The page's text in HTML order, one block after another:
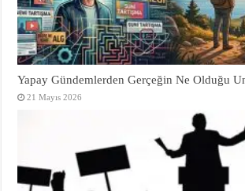
Yapay Gündemlerden Gerçeğin Ne Olduğu
21 Mayıs 2026